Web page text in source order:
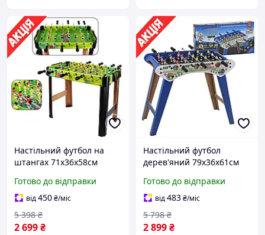
Настільний футбол на
штангах 71х36х58см
на двох Дитячий
дерев'яний Великий для
офісу
Готово до відправки
від450₴/міс
2 699₴
5 398 ₴
Настільний футбол
дерев'яний 79х36х61см
на двох Дитячий на
штангах Великий для
офісу
Готово до відправки
від483₴/міс
2 899₴
5 798 ₴